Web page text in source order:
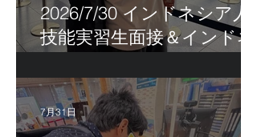
2026/7/30 インドネシア人
技能実習生面接＆インドネ
7月31日